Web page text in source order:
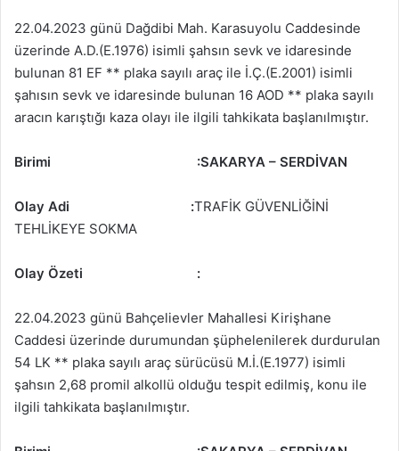
22.04.2023 günü Dağdibi Mah. Karasuyolu Caddesinde
üzerinde A.D.(E.1976) isimli şahsın sevk ve idaresinde
bulunan 81 EF ** plaka sayılı araç ile İ.Ç.(E.2001) isimli
şahısın sevk ve idaresinde bulunan 16 AOD ** plaka sayılı
aracın karıştığı kaza olayı ile ilgili tahkikata başlanılmıştır.
Birimi :SAKARYA – SERDİVAN
Olay Adi :TRAFİK GÜVENLİĞİNİ
TEHLİKEYE SOKMA
Olay Özeti :
22.04.2023 günü Bahçelievler Mahallesi Kirişhane
Caddesi üzerinde durumundan şüphelenilerek durdurulan
54 LK ** plaka sayılı araç sürücüsü M.İ.(E.1977) isimli
şahsın 2,68 promil alkollü olduğu tespit edilmiş, konu ile
ilgili tahkikata başlanılmıştır.